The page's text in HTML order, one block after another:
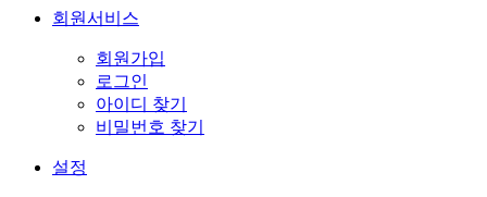
회원서비스
회원가입
로그인
아이디 찾기
비밀번호 찾기
설정